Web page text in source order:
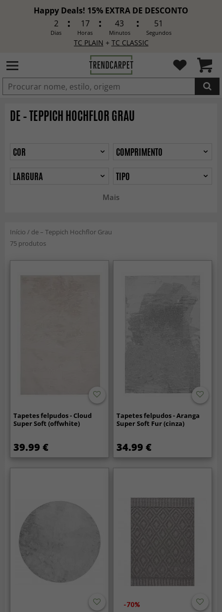
Happy Deals! 15% EXTRA DE DESCONTO
2
Dias
17
Horas
43
Minutos
49
Segundos
TC PLAIN + TC CLASSIC
ADICIONADO
DE – TEPPICH HOCHFLOR GRAU
Mais
COR
COMPRIMENTO
LARGURA
TIPO
Início / de – Teppich Hochflor Grau
75 produtos
Tapetes felpudos - Cloud
Super Soft (offwhite)
39.99 €
Tapetes felpudos - Aranga
Super Soft Fur (cinza)
34.99 €
-70%